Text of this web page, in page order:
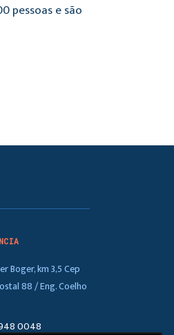
pessoas e são
Boger, km 3,5 Cep
88 / Eng. Coelho
0048